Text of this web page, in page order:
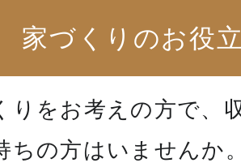
家づくりのお役
りをお考えの方で、
ちの方はいませんか